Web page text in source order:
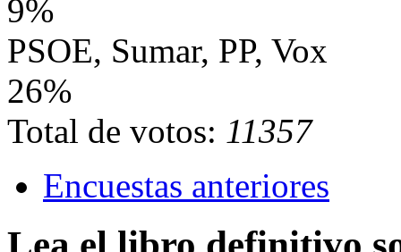
9%
PSOE, Sumar, PP, Vox
26%
Total de votos: 11357
Encuestas anteriores